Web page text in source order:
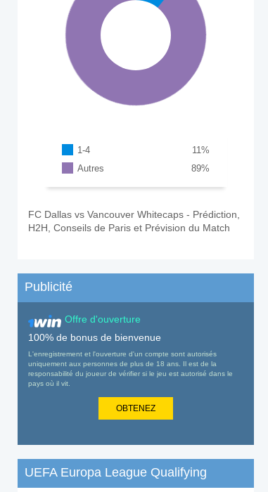
1-4 %
11
Autres
%
89
FC Dallas vs Vancouver Whitecaps - Prédiction,
H2H, Conseils de Paris et Prévision du Match
Publicité
Offre d'ouverture
100% de bonus de bienvenue
L'enregistrement et l'ouverture d'un compte sont autorisés
uniquement aux personnes de plus de 18 ans. Il est de la
responsabilité du joueur de vérifier si le jeu est autorisé dans le
pays où il vit.
OBTENEZ
UEFA Europa League Qualifying